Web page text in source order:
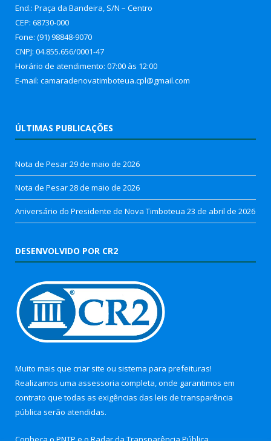
End.: Praça da Bandeira, S/N – Centro
CEP: 68730-000
Fone: (91) 98848-9070
CNPJ: 04.855.656/0001-47
Horário de atendimento: 07:00 às 12:00
E-mail: camaradenovatimboteua.cpl@gmail.com
ÚLTIMAS PUBLICAÇÕES
Nota de Pesar29 de maio de 2026
Nota de Pesar28 de maio de 2026
Aniversário do Presidente de Nova Timboteua 23 de abril de 2026
DESENVOLVIDO POR CR2
Muito mais que criar site ou sistema para prefeituras!
Realizamos uma assessoria completa, onde garantimos em
contrato que todas as exigências das leis de transparência
pública serão atendidas.